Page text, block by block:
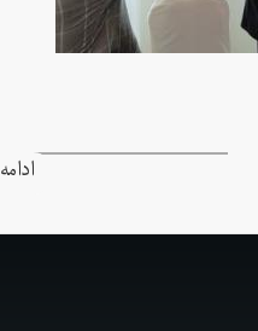
ادامه